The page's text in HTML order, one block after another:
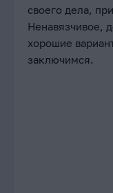
своего дела,
Ненавязчивое,
хорошие
заключимся.